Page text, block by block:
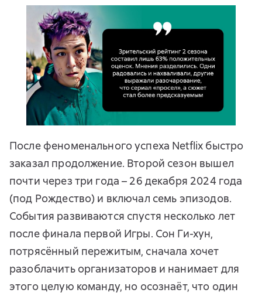
После феноменального успеха Netflix быстро
заказал продолжение. Второй сезон вышел
почти через три года – 26 декабря 2024 года
(под Рождество) и включал семь эпизодов.
События развиваются спустя несколько лет
после финала первой Игры. Сон Ги-хун,
потрясённый пережитым, сначала хочет
разоблачить организаторов и нанимает для
этого целую команду, но осознаёт, что один